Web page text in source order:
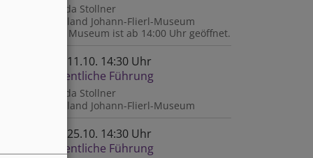
Gerda Stollner
Birgland Johann-Flierl-Museum
Das Museum ist ab 14:00 Uhr geöffnet.
So, 11.10. 14:30 Uhr
Öffentliche Führung
Gerda Stollner
Birgland Johann-Flierl-Museum
So, 25.10. 14:30 Uhr
Öffentliche Führung